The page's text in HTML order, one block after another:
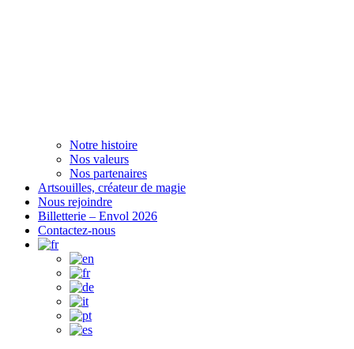
Notre histoire
Nos valeurs
Nos partenaires
Artsouilles, créateur de magie
Nous rejoindre
Billetterie – Envol 2026
Contactez-nous